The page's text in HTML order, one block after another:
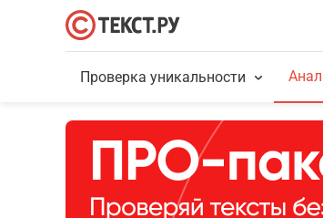
Проверка уникальности